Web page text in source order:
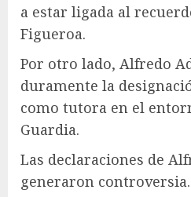
a estar ligada al
Figueroa.
Por otro lado, Alfredo
duramente la
como tutora en el
Guardia.
Las declaraciones de
generaron controversia.